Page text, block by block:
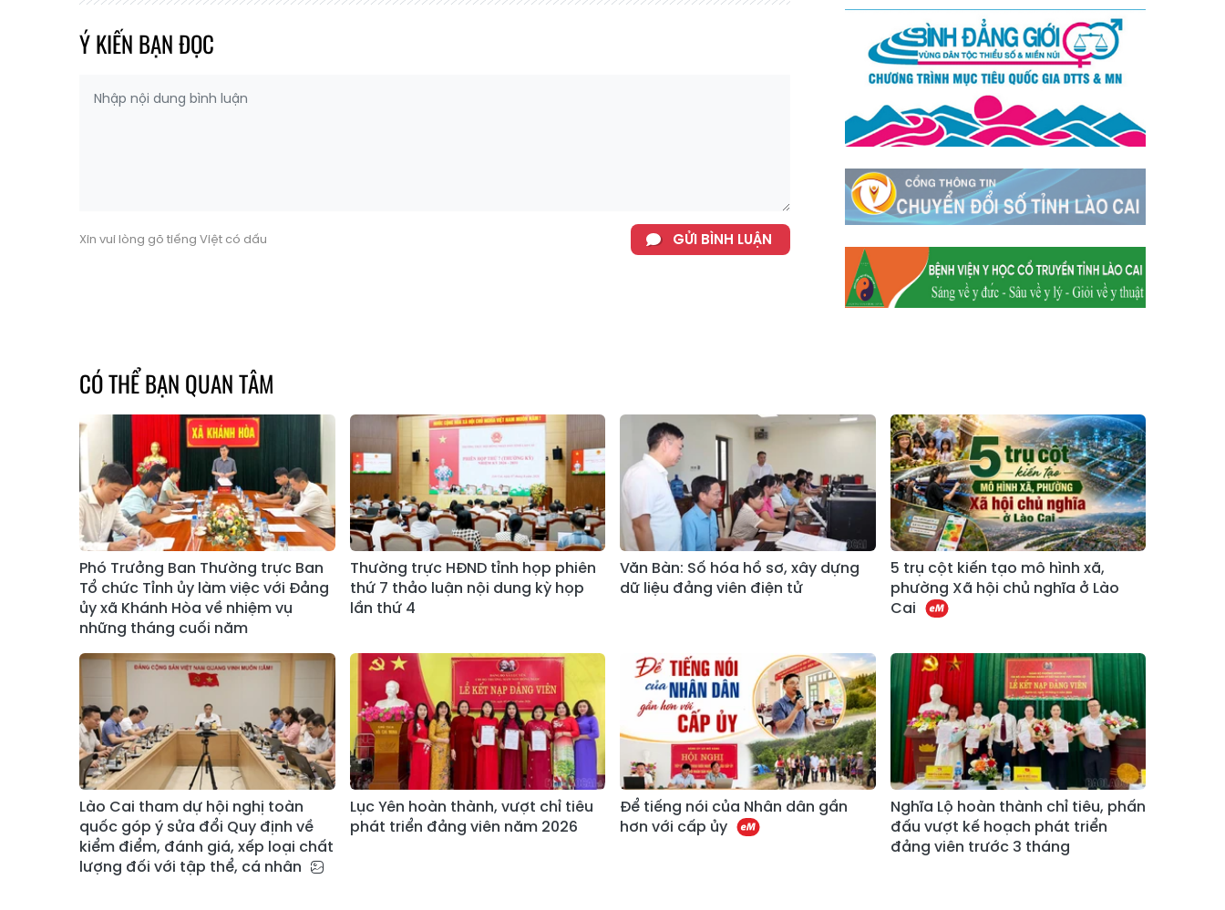
Ý KIẾN BẠN ĐỌC
Xin vui lòng gõ tiếng Việt có dấu GỬI BÌNH LUẬN
Quang
Xã Tằng Loỏng
Xã Gia Phú
Xã Mường
Hum
Xã Y Tý
Xã A Mú Sung
Xã Trịnh Tường
Xã Nậm Chày
Xã Bản Xèo
Xã Bát Xát
Xã Võ Lao
Xã Khánh Yên
Xã Văn Bàn
Xã Dương Quỳ
Xã Xuân Hòa
Xã Phúc Khánh
Xã Bảo Hà
Xã Mường Bo
Xã Bản Hồ
Xã Tả Van
Xã Tả Phìn
Xã Cốc Lầu
Xã Bảo Nhai
Xã Bản Liền
Xã Bắc Hà
Xã Tả Củ Tỷ
Xã Mường
Khương
Xã Bản Lầu
Xã Cao Sơn
Xã Si Ma Cai
Xã Sín Chéng
Xã Nậm Xé
Xã Ngũ Chỉ
Sơn
Xã Chế Tạo
Xã Lao Chải
Xã Nậm Có
CÓ THỂ BẠN QUAN TÂM
Phó Trưởng Ban Thường trực Ban
Tổ chức Tỉnh ủy làm việc với Đảng
ủy xã Khánh Hòa về nhiệm vụ
những tháng cuối năm
Thường trực HĐND tỉnh họp phiên
thứ 7 thảo luận nội dung kỳ họp
lần thứ 4
Văn Bàn: Số hóa hồ sơ, xây dựng
dữ liệu đảng viên điện tử
5 trụ cột kiến tạo mô hình xã,
phường Xã hội chủ nghĩa ở Lào
Cai
Lào Cai tham dự hội nghị toàn
quốc góp ý sửa đổi Quy định về
kiểm điểm, đánh giá, xếp loại chất
lượng đối với tập thể, cá nhân
Lục Yên hoàn thành, vượt chỉ tiêu
phát triển đảng viên năm 2026
Để tiếng nói của Nhân dân gần
hơn với cấp ủy
Nghĩa Lộ hoàn thành chỉ tiêu, phấn
đấu vượt kế hoạch phát triển
đảng viên trước 3 tháng